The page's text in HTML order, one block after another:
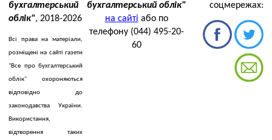
бухгалтерський
облік", 2018-2026
Всі права на матеріали,
розміщені на сайті газети
"Все про бухгалтерський
облік" охороняються
відповідно до
законодавства України.
Використання,
відтворення таких
бухгалтерський облік"
на сайті або по
телефону (044) 495-20-
60
соцмережах: